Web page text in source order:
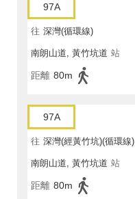
97A
往 深灣(循環線)
南朗山道, 黃竹坑道 站
距離 80m
97A
往 深灣(經黃竹坑)(循環線)
南朗山道, 黃竹坑道 站
距離 80m